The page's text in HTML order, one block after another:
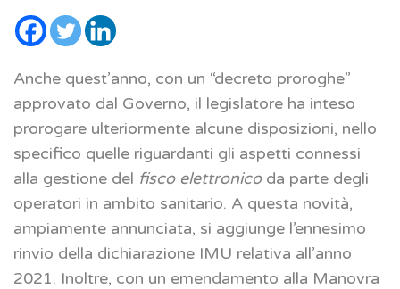
Anche quest’anno, con un “decreto proroghe”
approvato dal Governo, il legislatore ha inteso
prorogare ulteriormente alcune disposizioni, nello
specifico quelle riguardanti gli aspetti connessi
alla gestione del fisco elettronicoda parte degli
operatori in ambito sanitario. A questa novità,
ampiamente annunciata, si aggiunge l’ennesimo
rinvio della dichiarazione IMU relativa all’anno
2021. Inoltre, con un emendamento alla Manovra